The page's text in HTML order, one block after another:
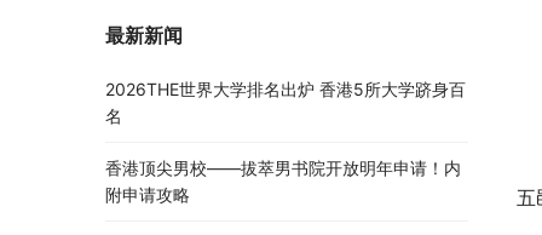
五
最新新闻
2026THE世界大学排名出炉 香港5所大学跻身百
名
香港顶尖男校——拔萃男书院开放明年申请！内
附申请攻略